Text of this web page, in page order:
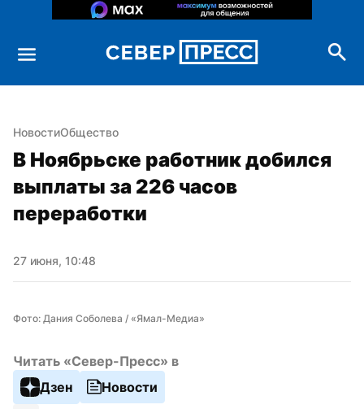
НовостиОбщество
В Ноябрьске работник добился
выплаты за 226 часов
переработки
27 июня, 10:48
Фото: Дания Соболева / «Ямал-Медиа»
Читать «Север-Пресс» в
Дзен
Новости